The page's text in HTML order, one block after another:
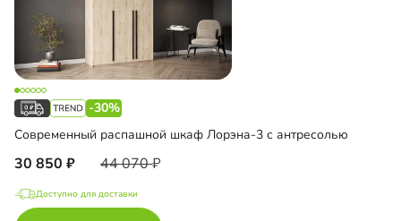
-30%
Современный распашной шкаф Лорэна-3 с антресолью
30 850 44 070
Доступно для доставки